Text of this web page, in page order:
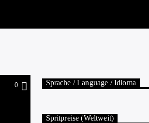
0 Sprache / Language / Idioma
Spritpreise (Weltweit)